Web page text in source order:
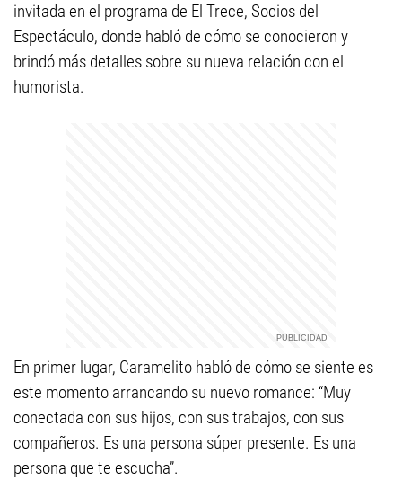
invitada en el programa de El Trece, Socios del
Espectáculo, donde habló de cómo se conocieron y
brindó más detalles sobre su nueva relación con el
humorista.
En primer lugar, Caramelito habló de cómo se siente es
este momento arrancando su nuevo romance: “Muy
conectada con sus hijos, con sus trabajos, con sus
compañeros. Es una persona súper presente. Es una
persona que te escucha”.